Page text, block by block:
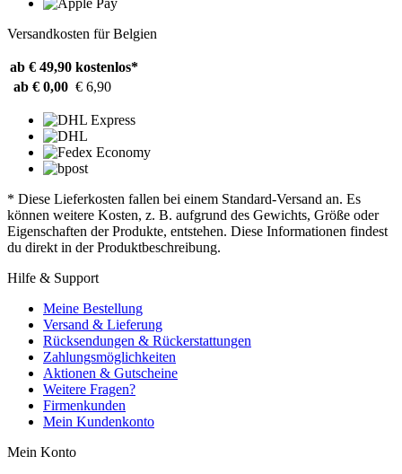
Versandkosten für Belgien
ab € 49,90 kostenlos*
ab € 0,00 € 6,90
* Diese Lieferkosten fallen bei einem Standard-Versand an. Es
können weitere Kosten, z. B. aufgrund des Gewichts, Größe oder
Eigenschaften der Produkte, entstehen. Diese Informationen findest
du direkt in der Produktbeschreibung.
Hilfe & Support
Meine Bestellung
Versand & Lieferung
Rücksendungen & Rückerstattungen
Zahlungsmöglichkeiten
Aktionen & Gutscheine
Weitere Fragen?
Firmenkunden
Mein Kundenkonto
Mein Konto